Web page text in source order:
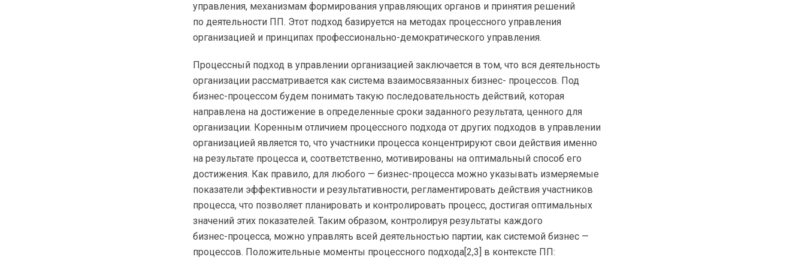
управления, механизмам формирования управляющих органов и принятия решений
по деятельности ПП. Этот подход базируется на методах процессного управления
организацией и принципах профессионально-демократического управления.
Процессный подход в управлении организацией заключается в том, что вся деятельность
организации рассматривается как система взаимосвязанных бизнес- процессов. Под
бизнес-процессом будем понимать такую последовательность действий, которая
направлена на достижение в определенные сроки заданного результата, ценного для
организации. Коренным отличием процессного подхода от других подходов в управлении
организацией является то, что участники процесса концентрируют свои действия именно
на результате процесса и, соответственно, мотивированы на оптимальный способ его
достижения. Как правило, для любого — бизнес-процесса можно указывать измеряемые
показатели эффективности и результативности, регламентировать действия участников
процесса, что позволяет планировать и контролировать процесс, достигая оптимальных
значений этих показателей. Таким образом, контролируя результаты каждого
бизнес-процесса, можно управлять всей деятельностью партии, как системой бизнес —
процессов. Положительные моменты процессного подхода[2,3] в контексте ПП: